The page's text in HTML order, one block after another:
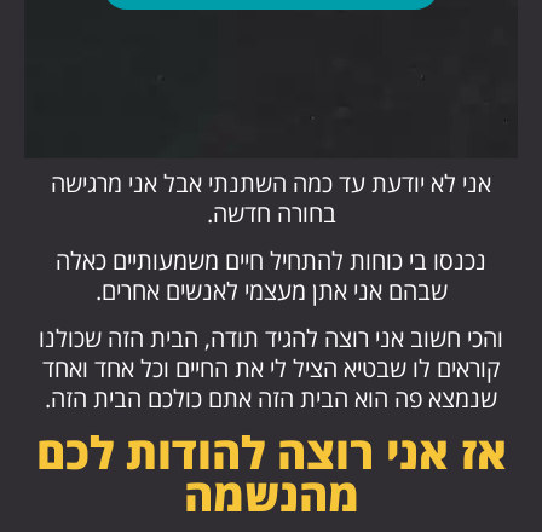
אני לא יודעת עד כמה השתנתי אבל אני מרגישה
בחורה חדשה.
נכנסו בי כוחות להתחיל חיים משמעותיים כאלה
שבהם אני אתן מעצמי לאנשים אחרים.
והכי חשוב אני רוצה להגיד תודה, הבית הזה שכולנו
קוראים לו שבטיא הציל לי את החיים וכל אחד ואחד
שנמצא פה הוא הבית הזה אתם כולכם הבית הזה.
אז אני רוצה להודות לכם
מהנשמה